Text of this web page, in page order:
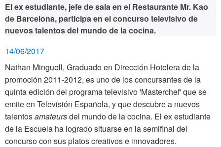
El ex estudiante, jefe de sala en el Restaurante Mr. Kao
de Barcelona, participa en el concurso televisivo de
nuevos talentos del mundo de la cocina.
14/06/2017
Nathan Minguell, Graduado en Dirección Hotelera de la
promoción 2011-2012, es uno de los concursantes de la
quinta edición del programa televisivo 'Masterchef' que se
emite en Televisión Española, y que descubre a nuevos
talentosamateursdel mundo de la cocina. El ex estudiante
de la Escuela ha logrado situarse en la semifinal del
concurso con sus platos creativos e innovadores.